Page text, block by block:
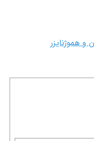
و هموژنایزر